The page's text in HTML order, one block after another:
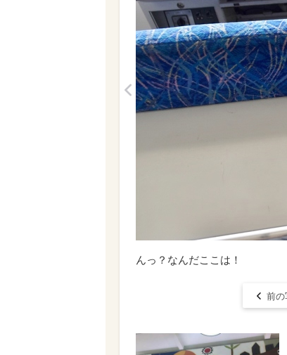
んっ？なんだここは！
前の